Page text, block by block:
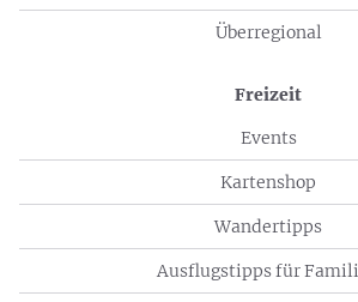
Überregional
Freizeit
Events
Kartenshop
Wandertipps
Ausflugstipps für